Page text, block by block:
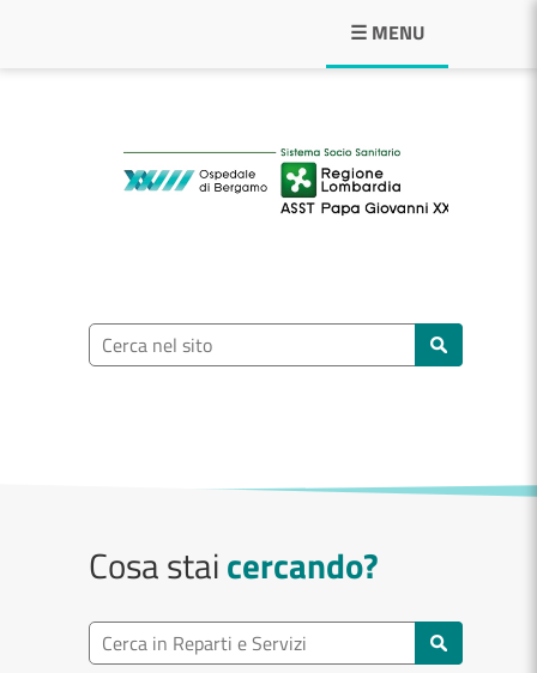
☰ MENU
ASST Papa
Ricerca nel sito
Cosa staicercando?
Ricerca reparto